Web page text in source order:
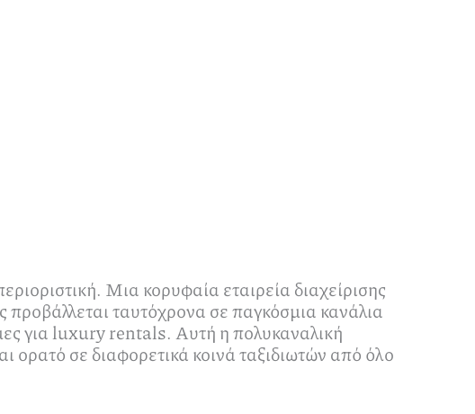
Μια κορυφαία εταιρεία διαχείρισης
ταυτόχρονα σε παγκόσμια κανάλια
για luxury rentals. Αυτή η πολυκαναλική
ορατό σε διαφορετικά κοινά ταξιδιωτών από όλο